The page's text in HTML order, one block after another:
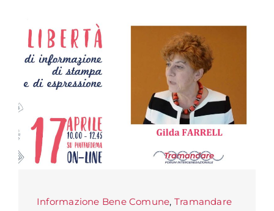
Informazione Bene Comune, Tramandare